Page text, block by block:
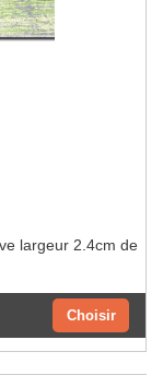
largeur 2.4cm de
Choisir